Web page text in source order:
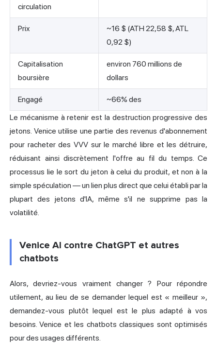
circulation
Prix
~16 $ (ATH 22,58 $, ATL
0,92 $)
Capitalisation
boursière
environ 760 millions de
dollars
Engagé
~66% des
Le mécanisme à retenir est la destruction progressive des
jetons. Venice utilise une partie des revenus d'abonnement
pour racheter des VVV sur le marché libre et les détruire,
réduisant ainsi discrètement l'offre au fil du temps. Ce
processus lie le sort du jeton à celui du produit, et non à la
simple spéculation — un lien plus direct que celui établi par la
plupart des jetons d'IA, même s'il ne supprime pas la
volatilité.
Venice AI contre ChatGPT et autres
chatbots
Alors, devriez-vous vraiment changer ? Pour répondre
utilement, au lieu de se demander lequel est « meilleur »,
demandez-vous plutôt lequel est le plus adapté à vos
besoins. Venice et les chatbots classiques sont optimisés
pour des usages différents.